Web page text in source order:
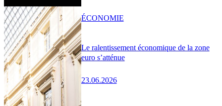
Le ralentissement économique de la zone
euro s’atténue
23.06.2026
ÉCONOMIE